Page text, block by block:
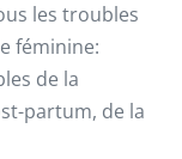
les troubles
féminine:
de la
partum, de la